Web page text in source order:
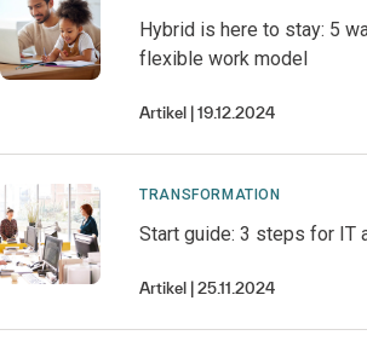
Hybrid is here to stay: 5
flexible work model
Artikel 19.12.2024
TRANSFORMATION
Start guide: 3 steps for IT
Artikel 25.11.2024